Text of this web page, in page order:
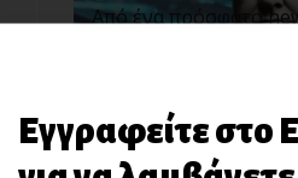
Από ένα πρόσφατο
Εγγραφείτε στο